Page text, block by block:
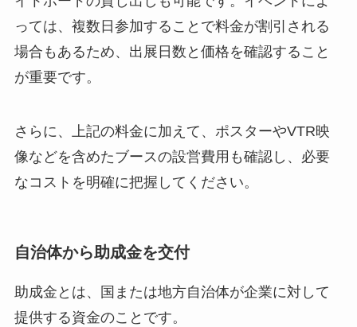
っては、複数日参加することで料金が割引される
場合もあるため、出展日数と価格を確認すること
が重要です。
さらに、上記の料金に加えて、ポスターやVTR映
像などを含めたブースの設営費用も確認し、必要
なコストを明確に把握してください。
自治体から助成金を交付
助成金とは、国または地方自治体が企業に対して
提供する資金のことです。